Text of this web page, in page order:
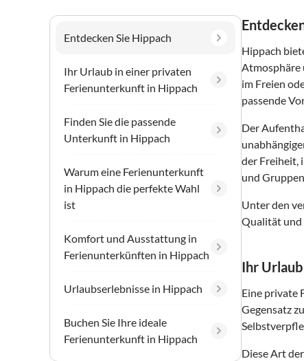
Entdecken Sie Hippach
Ihr Urlaub in einer privaten
Ferienunterkunft in Hippach
Finden Sie die passende
Unterkunft in Hippach
Warum eine Ferienunterkunft
in Hippach die perfekte Wahl
ist
Komfort und Ausstattung in
Ferienunterkünften in Hippach
Urlaubserlebnisse in Hippach
Buchen Sie Ihre ideale
Ferienunterkunft in Hippach
Hippach
Atmosphäre
im Freien
passende
Der
der Freiheit,
und
Unter den
Qualität und
Ihr
Eine private
Gegensatz
Diese Art